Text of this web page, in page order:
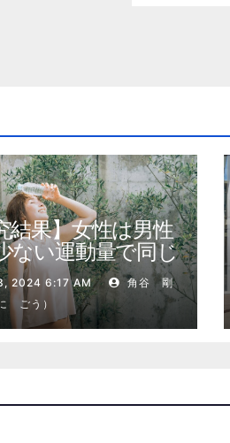
結果】女性は男性
ない運動量で同じ
果を得る
2024 6:17 AM
角谷 剛
ごう）